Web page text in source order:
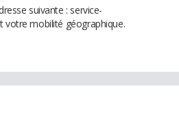
suivante : service-
votre mobilité géographique.